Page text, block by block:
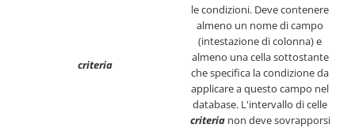
criteria
le condizioni. Deve contenere
almeno un nome di campo
(intestazione di colonna) e
almeno una cella sottostante
che specifica la condizione da
applicare a questo campo nel
database. L'intervallo di celle
criterianon deve sovrapporsi